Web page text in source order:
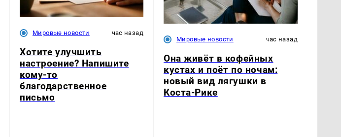
Мировые новости час назад
Хотите улучшить
настроение? Напишите
кому-то
благодарственное
письмо
Мировые новости час назад
Она живёт в кофейных
кустах и поёт по ночам:
новый вид лягушки в
Коста-Рике